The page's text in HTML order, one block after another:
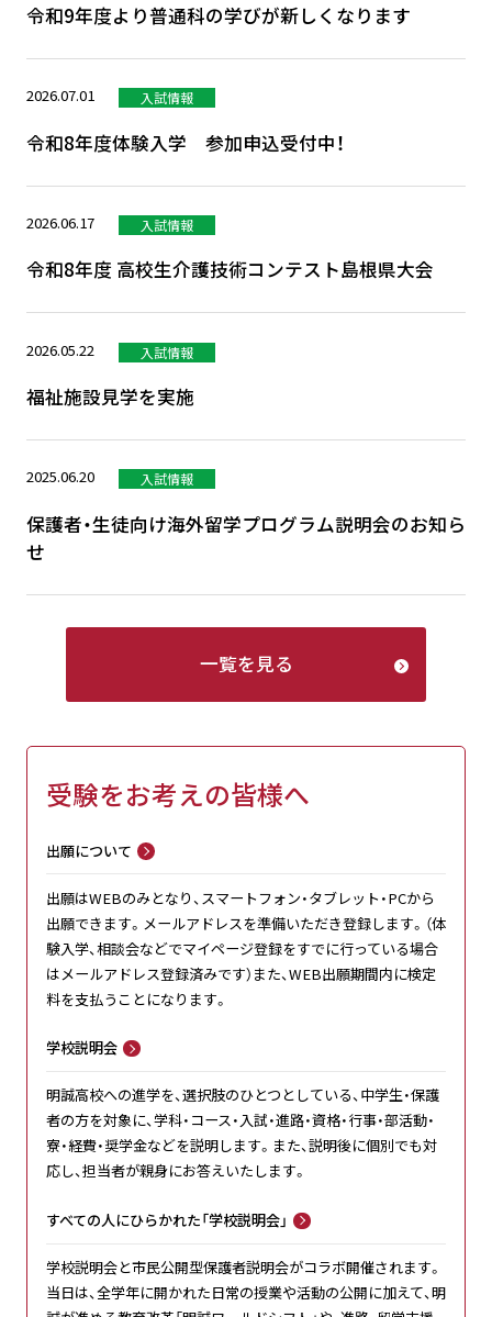
令和9年度より普通科の学びが新しくなります
2026.07.01 入試情報
令和8年度体験入学 参加申込受付中！
2026.06.17 入試情報
令和8年度 高校生介護技術コンテスト島根県大会
2026.05.22 入試情報
福祉施設見学を実施
2025.06.20 入試情報
保護者・生徒向け海外留学プログラム説明会のお知ら
せ
一覧を見る
受験をお考えの皆様へ
出願について
出願はWEBのみとなり、スマートフォン・タブレット・PCから
出願できます。メールアドレスを準備いただき登録します。（体
験入学、相談会などでマイページ登録をすでに行っている場合
はメールアドレス登録済みです）また、WEB出願期間内に検定
料を支払うことになります。
学校説明会
明誠高校への進学を、選択肢のひとつとしている、中学生・保護
者の方を対象に、学科・コース・入試・進路・資格・行事・部活動・
寮・経費・奨学金などを説明します。また、説明後に個別でも対
応し、担当者が親身にお答えいたします。
すべての人にひらかれた「学校説明会」
学校説明会と市民公開型保護者説明会がコラボ開催されます。
当日は、全学年に開かれた日常の授業や活動の公開に加えて、明